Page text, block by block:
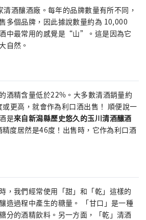
酒釀酒廠。每年的品牌數量有所不同，
多個品牌，因此據說數量約為 10,000
中最常用的感覺是“山”。這是因為它
自然。
酒精含量低於22%。大多數清酒銷量約
更高，就會作為利口酒出售！ 順便說一
是來自新潟縣歷史悠久的玉川清酒釀酒
精度居然是46度！出售時，它作為利口酒
，我們經常使用「甜」和「乾」這樣的
造過程中產生的糖量。 「甘口」是一種
分的酒精飲料。另一方面，「乾」清酒